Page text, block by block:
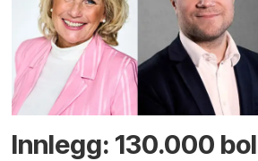
Innlegg: 130.000